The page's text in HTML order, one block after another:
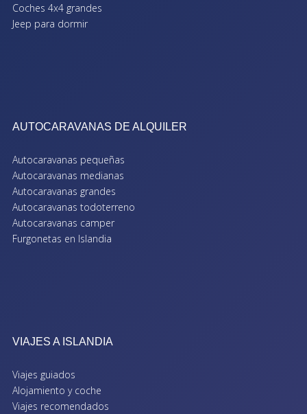
Coches 4x4 grandes
Jeep para dormir
AUTOCARAVANAS DE ALQUILER
Autocaravanas pequeñas
Autocaravanas medianas
Autocaravanas grandes
Autocaravanas todoterreno
Autocaravanas camper
Furgonetas en Islandia
VIAJES A ISLANDIA
Viajes guiados
Alojamiento y coche
Viajes recomendados